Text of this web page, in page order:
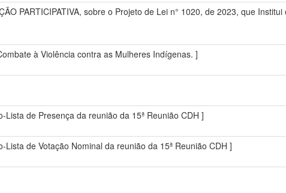
PARTICIPATIVA, sobre o Projeto de Lei n° 1020, de 2023, que
à Violência contra as Mulheres Indígenas. ]
de Presença da reunião da 15ª Reunião CDH ]
de Votação Nominal da reunião da 15ª Reunião CDH ]